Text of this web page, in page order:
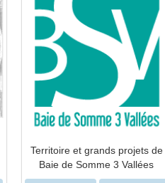
Territoire et grands projets de
Baie de Somme 3 Vallées